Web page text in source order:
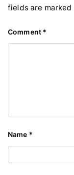
fields are marked
Comment *
Name *